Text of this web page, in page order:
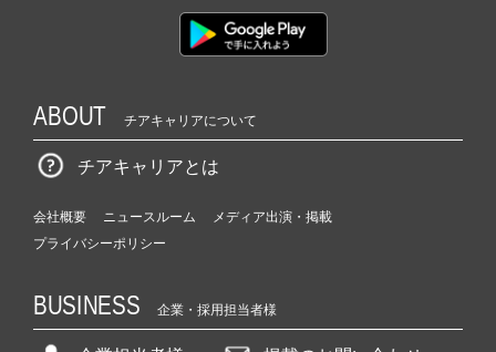
ャ
リ
h
e
e
C
e
r）
ABOUT チアキャリアについて
チアキャリアとは
会社概要 ニュースルーム
メディア出演・掲載
プライバシーポリシー
BUSINESS 企業・採用担当者様